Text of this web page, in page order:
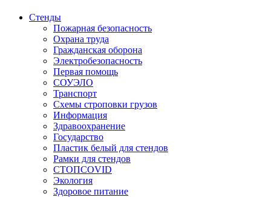
Стенды
Пожарная безопасность
Охрана труда
Гражданская оборона
Электробезопасность
Первая помощь
СОУЭЛО
Транспорт
Схемы строповки грузов
Информация
Здравоохранение
Государство
Пластик белый для стендов
Рамки для стендов
СТОПCOVID
Экология
Здоровое питание